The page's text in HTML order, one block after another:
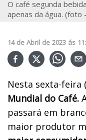
O café segunda
apenas da água. (foto
14 de Abril de 2023 ás
Nesta sexta-feira
Mundial do Café.
passará em
maior produtor